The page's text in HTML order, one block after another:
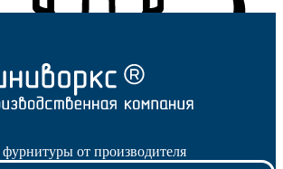
от производителя